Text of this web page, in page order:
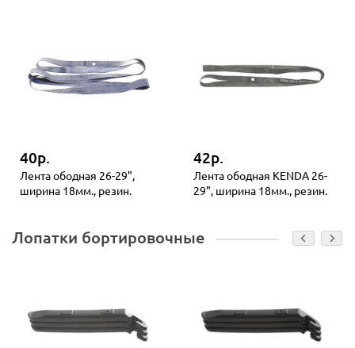
40р.
Лента ободная 26-29",
ширина 18мм., резин.
42р.
Лента ободная KENDA 26-
29", ширина 18мм., резин.
Лопатки бортировочные